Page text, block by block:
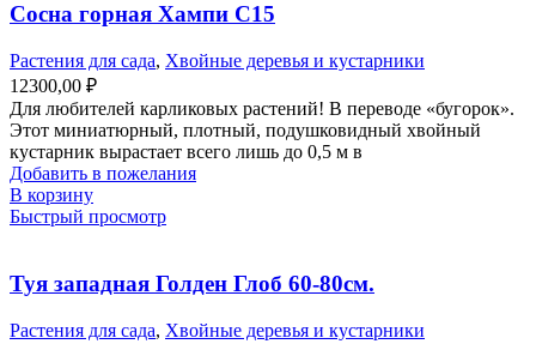
Сосна горная Хампи С15
Растения для сада, Хвойные деревья и кустарники
12300,00 ₽
Для любителей карликовых растений! В переводе «бугорок».
Этот миниатюрный, плотный, подушковидный хвойный
кустарник вырастает всего лишь до 0,5 м в
Добавить в пожелания
В корзину
Быстрый просмотр
Туя западная Голден Глоб 60-80см.
Растения для сада, Хвойные деревья и кустарники